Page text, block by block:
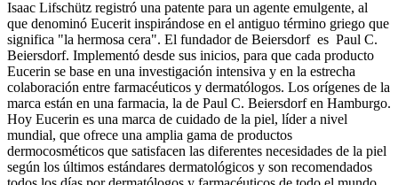
Isaac Lifschütz registró una patente para un agente emulgente, al
que denominó Eucerit inspirándose en el antiguo término griego que
significa "la hermosa cera". El fundador de Beiersdorf es Paul C.
Beiersdorf. Implementó desde sus inicios, para que cada producto
Eucerin se base en una investigación intensiva y en la estrecha
colaboración entre farmacéuticos y dermatólogos. Los orígenes de la
marca están en una farmacia, la de Paul C. Beiersdorf en Hamburgo.
Hoy Eucerin es una marca de cuidado de la piel, líder a nivel
mundial, que ofrece una amplia gama de productos
dermocosméticos que satisfacen las diferentes necesidades de la piel
según los últimos estándares dermatológicos y son recomendados